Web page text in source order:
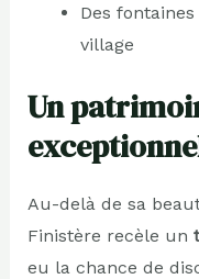
Des
village
Un
Au-delà de sa
Finistère recèle un
eu la chance de